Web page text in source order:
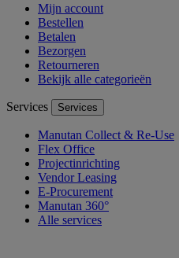
Mijn account
Bestellen
Betalen
Bezorgen
Retourneren
Bekijk alle categorieën
Services Services
Manutan Collect & Re-Use
Flex Office
Projectinrichting
Vendor Leasing
E-Procurement
Manutan 360°
Alle services